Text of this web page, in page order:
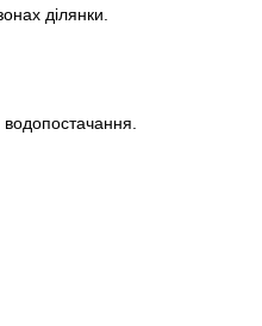
ділянки.
водопостачання.